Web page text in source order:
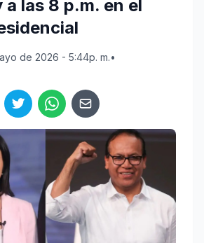
las 8 p.m. en el
de 2026 - 5:44p. m.•